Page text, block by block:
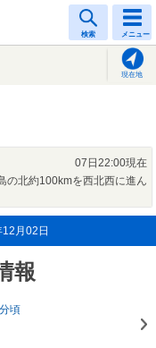
検索 メニュー
現在地
07日22:00現在
の北約100kmを西北西に進ん
月02日
報
頃